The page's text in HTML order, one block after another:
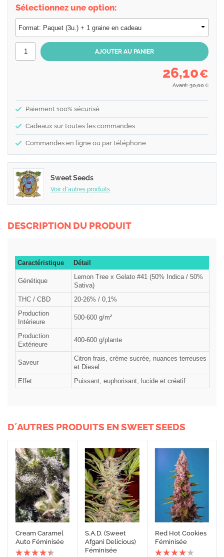
Sélectionnez une option:
26,10€
Avant: 30,00 €
Paiement 100% sécurisé
Cadeaux sur toutes les commandes
Commandes en ligne ou par téléphone
Sweet Seeds
Voir d´autres produits
DESCRIPTION DU PRODUIT
Caractéristique Détail
Génétique
Lemon Tree x Gelato #41 (50% Indica / 50%
Sativa)
THC / CBD
20-26% / 0,1%
Production
Intérieure
500-600 g/m²
Production
Extérieure
400-600 g/plante
Saveur
Citron frais, crème sucrée, nuances terreuses
et Diesel
Effet
Puissant, euphorisant, lucide et créatif
D´AUTRES PRODUITS EN SWEET SEEDS
Cream Caramel
Auto Féminisée
S.A.D. (Sweet
Afgani Delicious)
Féminisée
Red Hot Cookies
Féminisée